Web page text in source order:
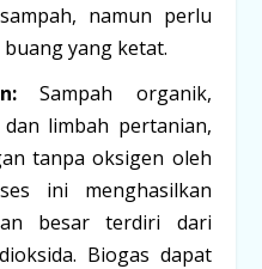
namun perlu
yang ketat.
Sampah organik,
limbah pertanian,
tanpa oksigen oleh
ini menghasilkan
besar terdiri dari
Biogas dapat